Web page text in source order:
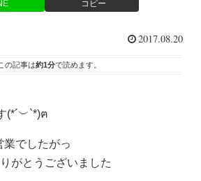
コピー
2017.08.20
の記事は約1分で読めます。
(*´︶`*)ฅ
業でしたがっ
がとうございました